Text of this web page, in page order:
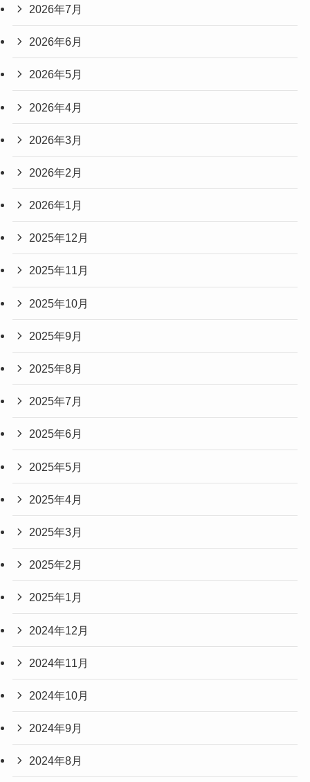
2026年7月
2026年6月
2026年5月
2026年4月
2026年3月
2026年2月
2026年1月
2025年12月
2025年11月
2025年10月
2025年9月
2025年8月
2025年7月
2025年6月
2025年5月
2025年4月
2025年3月
2025年2月
2025年1月
2024年12月
2024年11月
2024年10月
2024年9月
2024年8月